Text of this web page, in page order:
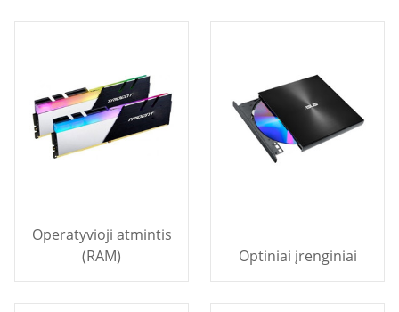
Operatyvioji atmintis
(RAM)
Optiniai įrenginiai